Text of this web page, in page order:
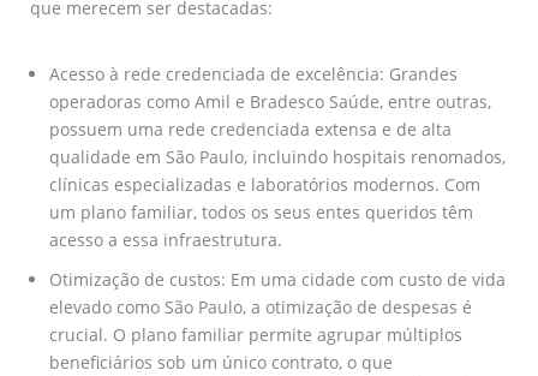
que merecem ser destacadas:
Acesso à rede credenciada de excelência: Grandes
operadoras como Amil e Bradesco Saúde, entre outras,
possuem uma rede credenciada extensa e de alta
qualidade em São Paulo, incluindo hospitais renomados,
clínicas especializadas e laboratórios modernos. Com
um plano familiar, todos os seus entes queridos têm
acesso a essa infraestrutura.
Otimização de custos: Em uma cidade com custo de vida
elevado como São Paulo, a otimização de despesas é
crucial. O plano familiar permite agrupar múltiplos
beneficiários sob um único contrato, o que